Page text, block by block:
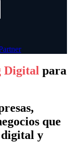
Digital para
que
digital y